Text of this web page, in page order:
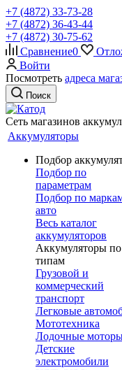
+7 (4872) 33-73-28
+7 (4872) 36-43-44
+7 (4872) 30-75-62
Сравнение0
Войти
Посмотреть адреса
Поиск
Сеть магазинов
Аккумуляторы
Подбор
Подбор по
параметрам
Подбор по
авто
Весь каталог
аккумуляторов
Аккумуляторы по
типам
Грузовой и
коммерческий
транспорт
Легковые
Мототехника
Лодочные
Детские
электромобили